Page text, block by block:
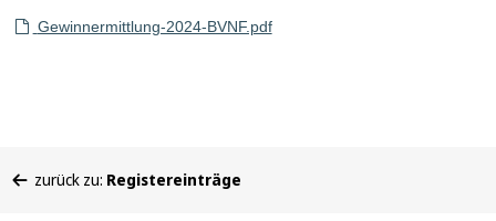
Gewinnermittlung-2024-BVNF.pdf
befinden
zurück zu: Registereinträge